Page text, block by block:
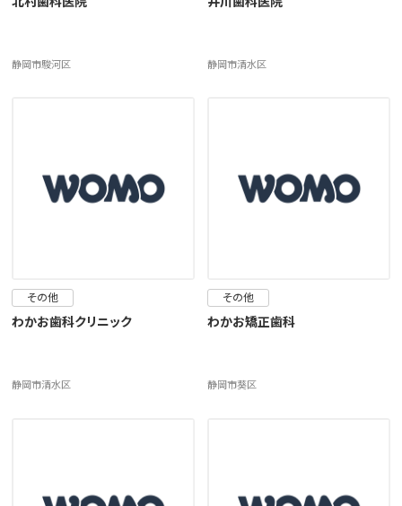
静岡市駿河区 静岡市清水区
その他
わかお歯科クリニック
静岡市清水区
その他
わかお矯正歯科
静岡市葵区